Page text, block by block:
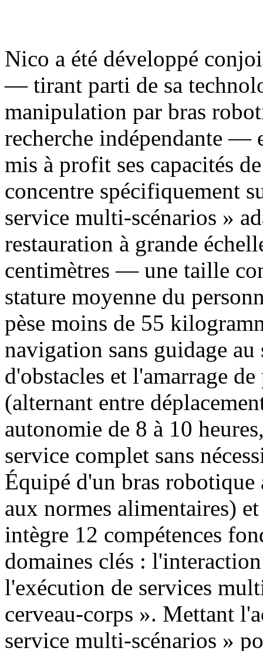
Nico a été développé
— tirant parti de sa
manipulation par bras
recherche indépendante —
mis à profit ses capacités
concentre spécifiquement
service multi-scénarios »
restauration à grande
centimètres — une taille
stature moyenne du
pèse moins de 55
navigation sans guidage
d'obstacles et l'amarrage
(alternant entre
autonomie de 8 à 10
service complet sans
Équipé d'un bras
aux normes alimentaires)
intègre 12 compétences
domaines clés :
l'exécution de services
cerveau-corps ». Mettant
service multi-scénarios »